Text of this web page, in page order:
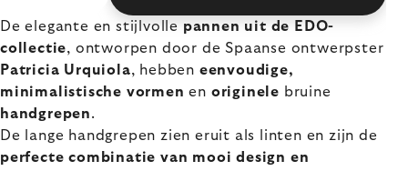
De elegante en stijlvolle pannen uit de EDO-
collectie, ontworpen door de Spaanse ontwerpster
Patricia Urquiola, hebben eenvoudige,
minimalistische vormen en originele bruine
handgrepen.
De lange handgrepen zien eruit als linten en zijn de
perfecte combinatie van mooi design en